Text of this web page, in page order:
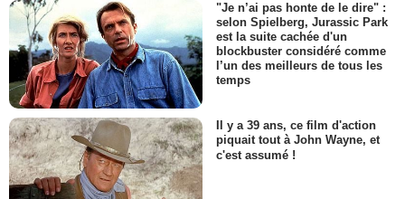
"Je n’ai pas honte de le dire" :
selon Spielberg, Jurassic Park
est la suite cachée d'un
blockbuster considéré comme
l’un des meilleurs de tous les
temps
Il y a 39 ans, ce film d'action
piquait tout à John Wayne, et
c'est assumé !